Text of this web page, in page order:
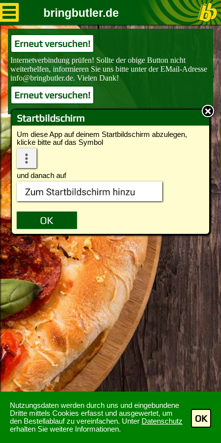
Nutzungsdaten werden durch uns und eingebundene
Dritte mittels Cookies erfasst und ausgewertet, um
den Bestellablauf zu vereinfachen. Unter Datenschutz
erhalten Sie weitere Informationen.
OK
Startbildschirm
Um diese App auf deinem Startbildschirm abzulegen,
klicke bitte auf das Symbol
und danach auf
bringbutler.de
Erneut versuchen!
Erneut versuchen!